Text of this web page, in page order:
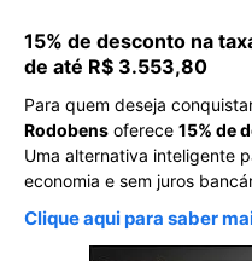
15% de desconto na
de até R$ 3.553,80
Para quem deseja
Rodobens oferece 15% de
Uma alternativa inteligente
economia e sem juros
Clique aqui para saber